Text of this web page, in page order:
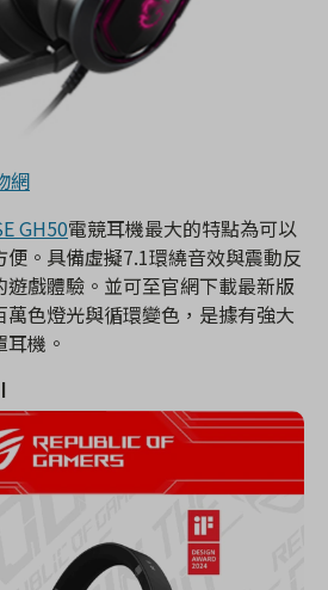
網
GH50電競耳機最大的特點為可以
。具備虛擬7.1環繞音效與震動反
戲體驗。並可至官網下載最新版
色燈光與循環變色，是據有強大
機。